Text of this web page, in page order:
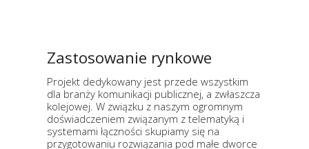
Zastosowanie rynkowe
Projekt dedykowany jest przede wszystkim
dla branży komunikacji publicznej, a zwłaszcza
kolejowej. W związku z naszym ogromnym
doświadczeniem związanym z telematyką i
systemami łączności skupiamy się na
przygotowaniu rozwiązania pod małe dworce